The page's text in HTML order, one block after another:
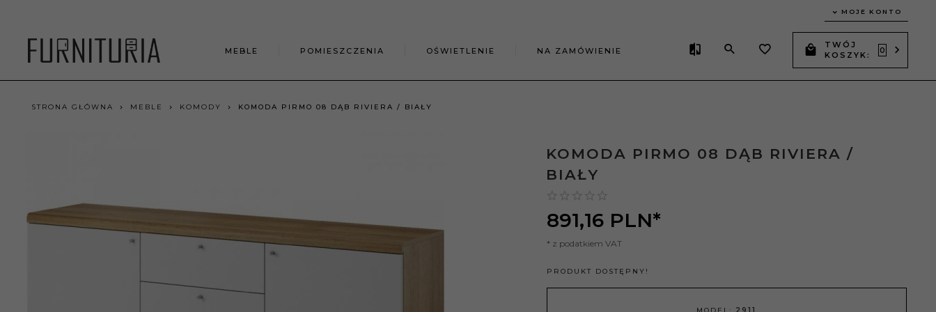
MOJE KONTO
MEBLE POMIESZCZENIA OŚWIETLENIE NA ZAMÓWIENIE
TWÓJ
KOSZYK:
0
STRONA GŁÓWNA MEBLE KOMODY KOMODA PIRMO 08 DĄB RIVIERA / BIAŁY
KOMODA PIRMO 08 DĄB RIVIERA /
BIAŁY
891,16 PLN*
* z podatkiem VAT
PRODUKT DOSTĘPNY!
MODEL: 2911